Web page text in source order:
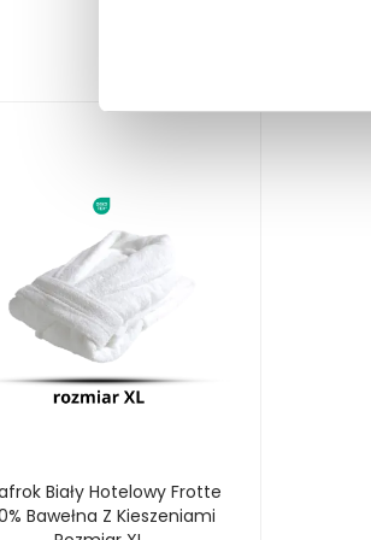
Biały Hotelowy Frotte
Bawełna Z Kieszeniami